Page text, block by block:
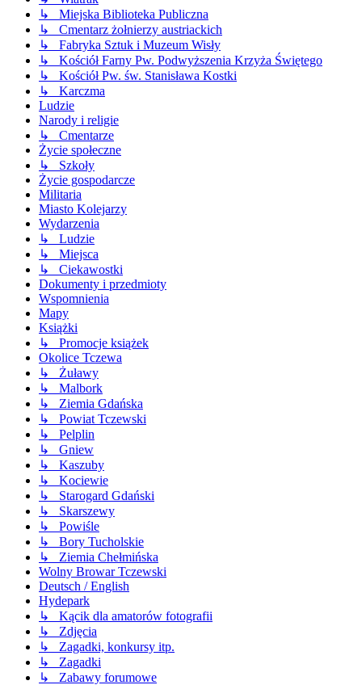
↳ Miejska Biblioteka Publiczna
↳ Cmentarz żołnierzy austriackich
↳ Fabryka Sztuk i Muzeum Wisły
↳ Kościół Farny Pw. Podwyższenia Krzyża Świętego
↳ Kościół Pw. św. Stanisława Kostki
↳ Karczma
Ludzie
Narody i religie
↳ Cmentarze
Życie społeczne
↳ Szkoły
Życie gospodarcze
Militaria
Miasto Kolejarzy
Wydarzenia
↳ Ludzie
↳ Miejsca
↳ Ciekawostki
Dokumenty i przedmioty
Wspomnienia
Mapy
Książki
↳ Promocje książek
Okolice Tczewa
↳ Żuławy
↳ Malbork
↳ Ziemia Gdańska
↳ Powiat Tczewski
↳ Pelplin
↳ Gniew
↳ Kaszuby
↳ Kociewie
↳ Starogard Gdański
↳ Skarszewy
↳ Powiśle
↳ Bory Tucholskie
↳ Ziemia Chełmińska
Wolny Browar Tczewski
Deutsch / English
Hydepark
↳ Kącik dla amatorów fotografii
↳ Zdjęcia
↳ Zagadki, konkursy itp.
↳ Zagadki
↳ Zabawy forumowe